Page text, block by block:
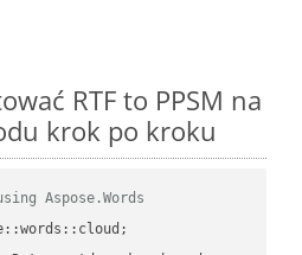
RTF to PPSM na
krok po kroku
Aspose.Words